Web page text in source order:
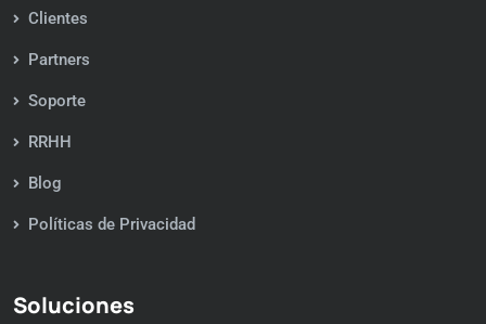
Clientes
Partners
Soporte
RRHH
Blog
Políticas de Privacidad
Soluciones